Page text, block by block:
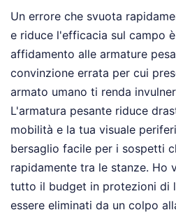
Un errore che svuota
e riduce l'efficacia sul campo
affidamento alle armature
convinzione errata per cui
armato umano ti renda
L'armatura pesante riduce
mobilità e la tua visuale
bersaglio facile per i sospetti
rapidamente tra le stanze. Ho
tutto il budget in protezioni di
essere eliminati da un colpo